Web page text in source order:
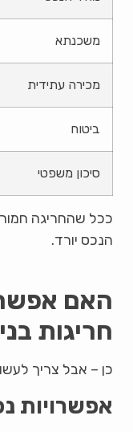
משכנתא
מכירה עתידית
ביטוח
סיכון משפטי
ככל שהחריגה
הנכס יורד.
האם
חריגות
כן – אבל צריך
אפשרויות